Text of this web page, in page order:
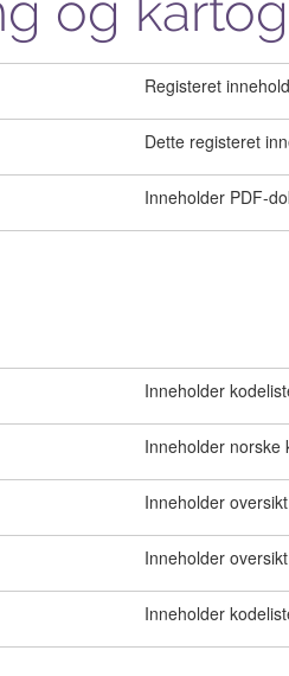
Registeret
Dette registeret
Inneholder PDF-
Inneholder
Inneholder norske
Inneholder
Inneholder
Inneholder